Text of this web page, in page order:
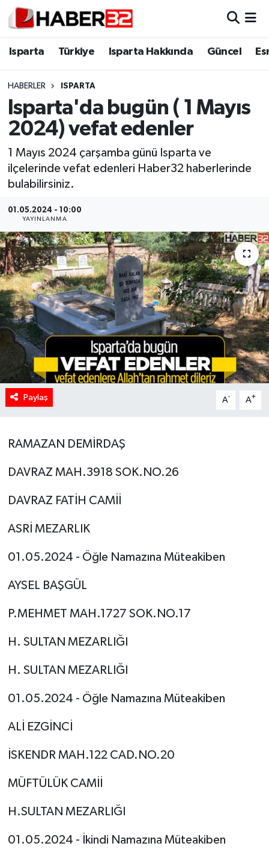
Isparta Türkiye Isparta Hakkında Güncel
HABERLER ISPARTA
Isparta'da bugün ( 1 Mayıs
2024) vefat edenler
1 Mayıs 2024 çarşamba günü Isparta ve
ilçelerinde vefat edenleri Haber32 haberlerinde
bulabilirsiniz.
01.05.2024 - 10:00
YAYINLANMA
Paylaş A- A+
RAMAZAN DEMİRDAŞ
DAVRAZ MAH.3918 SOK.NO.26
DAVRAZ FATİH CAMİİ
ASRİ MEZARLIK
01.05.2024 - Öğle Namazına Müteakiben
AYSEL BAŞGÜL
P.MEHMET MAH.1727 SOK.NO.17
H. SULTAN MEZARLIĞI
H. SULTAN MEZARLIĞI
01.05.2024 - Öğle Namazına Müteakiben
ALİ EZGİNCİ
İSKENDR MAH.122 CAD.NO.20
MÜFTÜLÜK CAMİİ
H.SULTAN MEZARLIĞI
01.05.2024 - İkindi Namazına Müteakiben
Isparta
Esnaf Diyor ki;
ASAYİŞ
BİLİM VE TEKNOLOJİ
GENEL
Güncel
HABERDE İNSAN
İlginç
KÜLTÜR SANAT
MAGAZİN
POLİTİKA
RESMİ İLANLAR
SAĞLIK
Künye
Isparta Nöbetçi Eczaneler
Isparta Trafik Yoğunluk Haritası
Süper Lig Puan Durumu ve Fikstür
Tüm Manşetler
Haber Arşivi